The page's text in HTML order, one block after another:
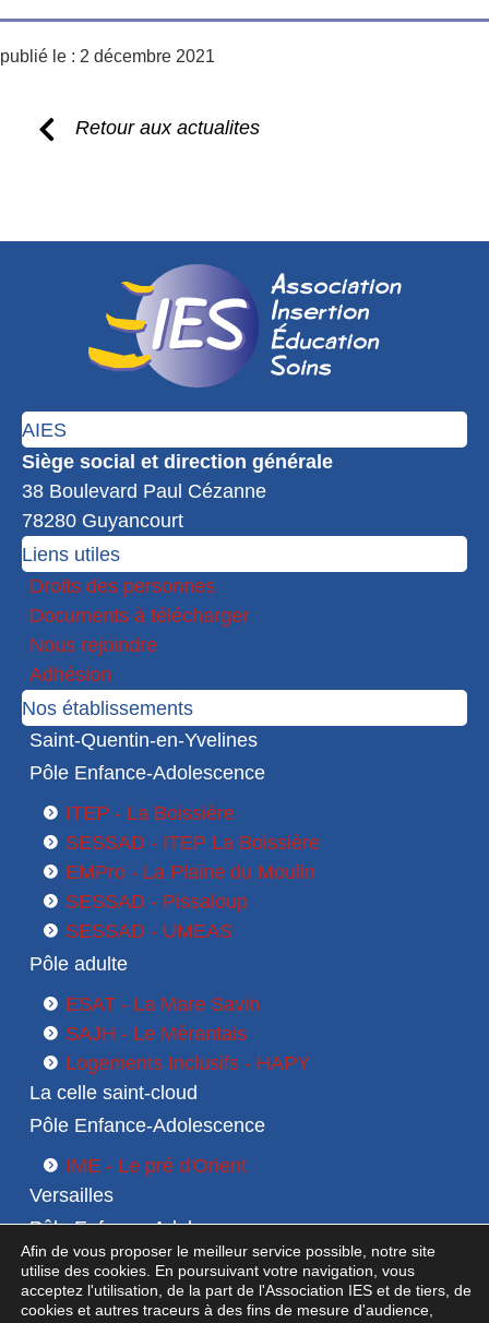
publié le : 2 décembre 2021
Retour aux actualites
AIES
Siège social et direction générale
38 Boulevard Paul Cézanne
78280 Guyancourt
Liens utiles
Droits des personnes
Documents à télécharger
Nous rejoindre
Adhésion
Nos établissements
Saint-Quentin-en-Yvelines
Pôle Enfance-Adolescence
ITEP - La Boissière
SESSAD - ITEP La Boissière
EMPro - La Plaine du Moulin
SESSAD - Pissaloup
SESSAD - UMEAS
Pôle adulte
ESAT - La Mare Savin
SAJH - Le Mérantais
Logements Inclusifs - HAPY
La celle saint-cloud
Pôle Enfance-Adolescence
IME - Le pré d'Orient
Versailles
Pôle Enfance-Adolescence
SESSAD 1 - Le Pré d'Orient
SESSAD 2 - Les Dijnns
Afin de vous proposer le meilleur service possible, notre site
utilise des cookies. En poursuivant votre navigation, vous
acceptez l'utilisation, de la part de l'Association IES et de tiers, de
cookies et autres traceurs à des fins de mesure d'audience,